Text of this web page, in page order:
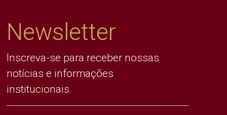
Newsletter
Inscreva-se para receber nossas
notícias e informações
institucionais.